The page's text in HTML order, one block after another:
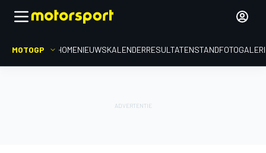
MOTOGP HOMENIEUWSKALENDERRESULTATENSTAND